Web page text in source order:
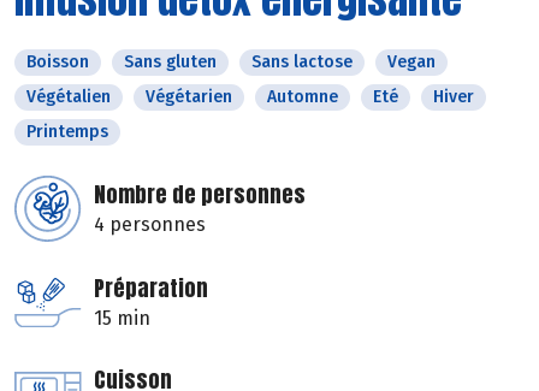
Boisson Sans gluten Sans lactose
Vegan
Végétalien
Végétarien Automne Eté
Hiver
Printemps
Nombre de personnes
4 personnes
Préparation
15 min
Cuisson